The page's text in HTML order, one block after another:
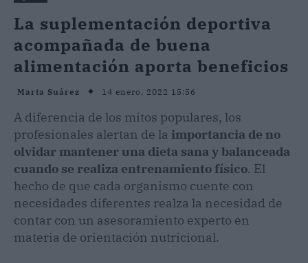
La suplementación deportiva
acompañada de buena
alimentación aporta beneficios
Marta Suárez 14 enero, 2022 15:56
A diferencia de los mitos populares, los
profesionales alertan de la importancia de no
olvidar mantener una dieta sana y balanceada
cuando se realiza entrenamiento físico. El
hecho de que cada organismo cuente con
necesidades diferentes realza la necesidad de
contar con un asesoramiento experto en
materia de orientación nutricional.